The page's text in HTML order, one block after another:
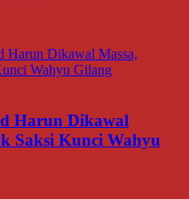
Harun Dikawal
Saksi Kunci Wahyu